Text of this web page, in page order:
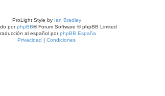
ProLight Style by Ian Bradley
porphpBB® Forum Software © phpBB Limited
al español porphpBB España
Privacidad | Condiciones